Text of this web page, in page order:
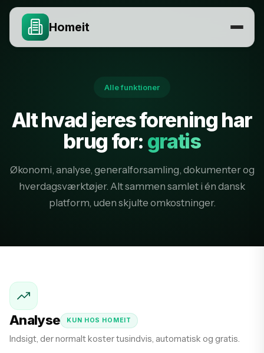
Homeit
Alle funktioner
Alt hvad jeres forening har
brug for: gratis
Økonomi, analyse, generalforsamling, dokumenter og
hverdagsværktøjer. Alt sammen samlet i én dansk
platform, uden skjulte omkostninger.
Analyse KUN HOS HOMEIT
Indsigt, der normalt koster tusindvis, automatisk og gratis.